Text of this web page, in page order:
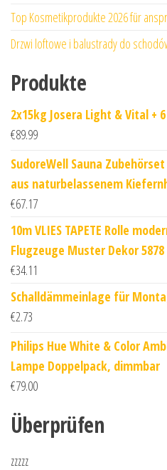
Top Kosmetikprodukte 2026 für
Drzwi loftowe i balustrady do
Produkte
2x15kg Josera Light & Vital +
€89.99
SudoreWell Sauna
aus naturbelassenem
€67.17
10m VLIES TAPETE Rolle
Flugzeuge Muster Dekor 5878
€34.11
Schalldämmeinlage für
€2.73
Philips Hue White & Color
Lampe Doppelpack, dimmbar
€79.00
Überprüfen
zzzzz